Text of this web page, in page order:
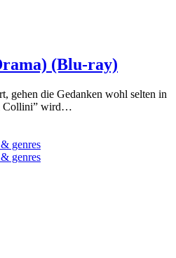
(Blu-ray)
gehen die Gedanken wohl selten in
Collini” wird…